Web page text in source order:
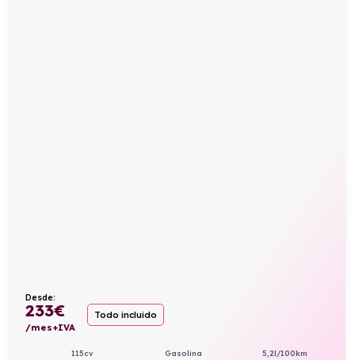
Desde:
233€
/mes+IVA
Todo incluido
115cv Gasolina 5,2l/100km